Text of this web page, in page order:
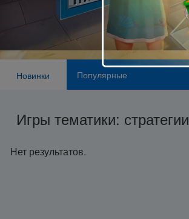
Новинки Популярные
Игры тематики: стратегии
Нет результатов.